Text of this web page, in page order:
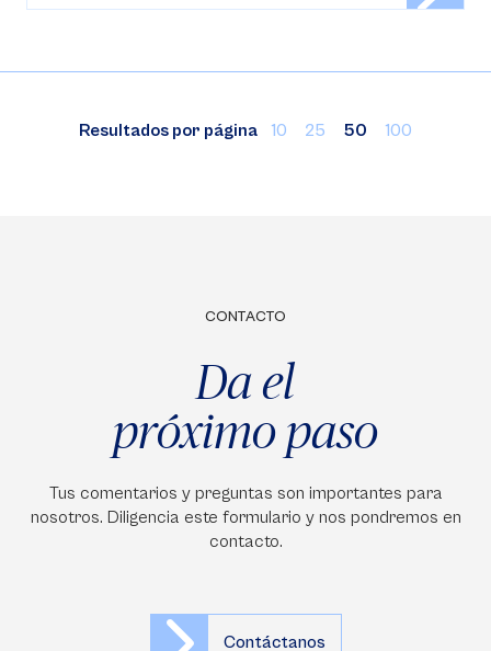
Resultados por página 10 25 50 100
CONTACTO
Da el
próximo paso
Tus comentarios y preguntas son importantes para
nosotros. Diligencia este formulario y nos pondremos en
contacto.
Contáctanos